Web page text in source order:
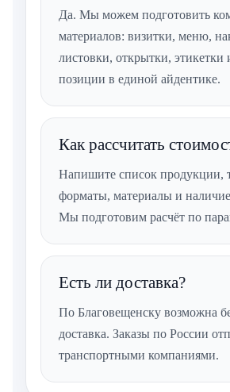
Да. Мы можем подготовить
материалов: визитки, меню,
листовки, открытки, этикетки
позиции в единой айдентике.
Как рассчитать
Напишите список продукции,
форматы, материалы и
Мы подготовим расчёт по
Есть ли доставка?
По Благовещенску возможна
доставка. Заказы по России
транспортными компаниями.